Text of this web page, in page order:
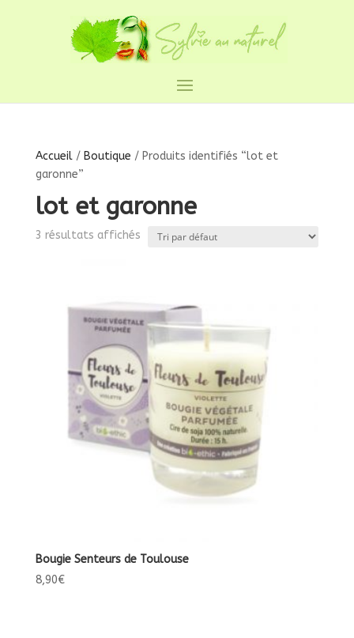
Accueil/ Boutique / Produits identifiés “lot et
garonne”
lot et garonne
3 résultats affichés
Bougie Senteurs de Toulouse
8,90€